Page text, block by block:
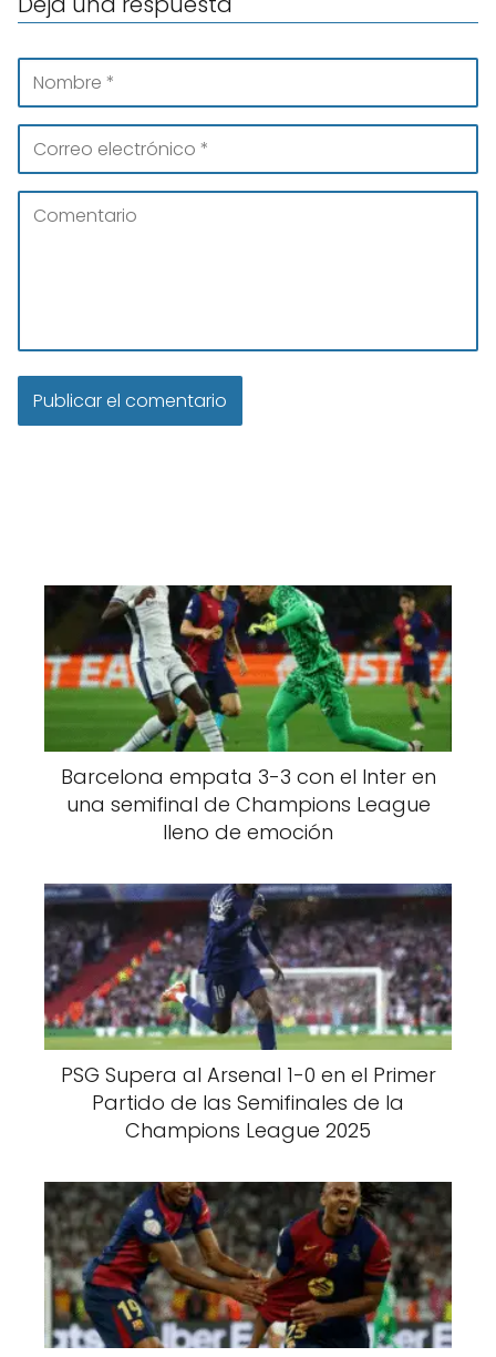
Barcelona empata 3-3 con el Inter en
una semifinal de Champions League
lleno de emoción
PSG Supera al Arsenal 1-0 en el Primer
Partido de las Semifinales de la
Champions League 2025